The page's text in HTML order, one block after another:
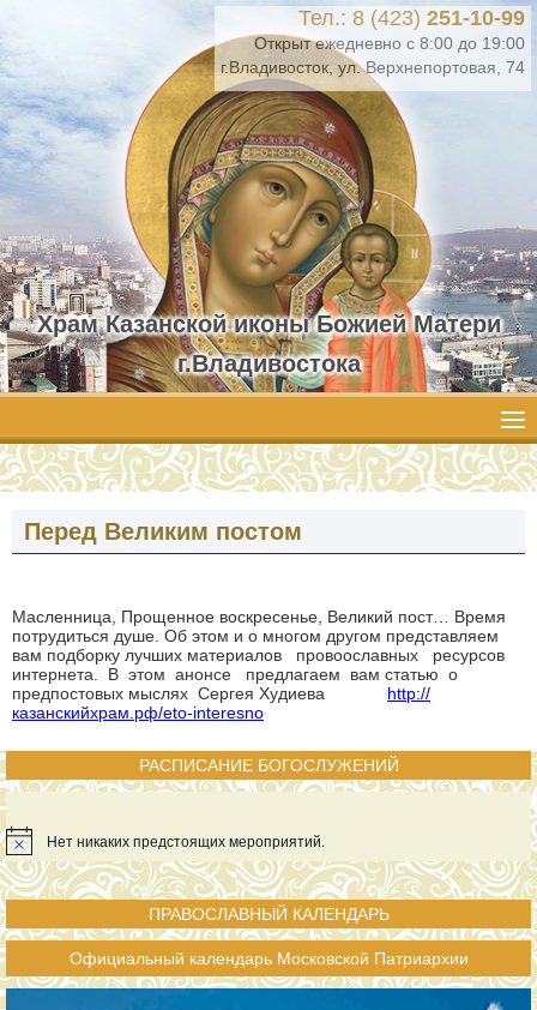
Тел.: 8 (423) 251-10-99
Открыт ежедневно с 8:00 до 19:00
г.Владивосток, ул. Верхнепортовая, 74
Храм Казанской иконы Божией Матери
г.Владивостока
Перед Великим постом
Масленница, Прощенное воскресенье, Великий пост… Время
потрудиться душе. Об этом и о многом другом представляем
вам подборку лучших материалов провоославных ресурсов
интернета. В этом анонсе предлагаем вам статью о
предпостовых мыслях Сергея Худиева http://
казанскийхрам.рф/eto-interesno
РАСПИСАНИЕ БОГОСЛУЖЕНИЙ
Нет никаких предстоящих мероприятий.
ПРАВОСЛАВНЫЙ КАЛЕНДАРЬ
Официальный календарь Московской Патриархии